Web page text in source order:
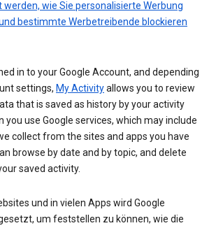
werden, wie Sie personalisierte Werbung
bestimmte Werbetreibende blockieren
in to your Google Account, and depending
settings, My Activityallows you to review
that is saved as history by your activity
you use Google services, which may include
collect from the sites and apps you have
browse by date and by topic, and delete
saved activity.
und in vielen Apps wird Google
um feststellen zu können, wie die